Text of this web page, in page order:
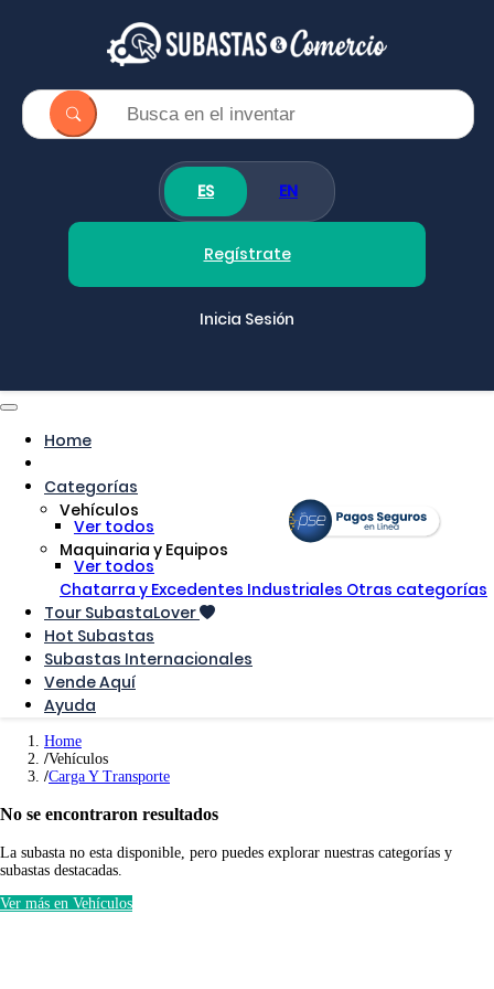
ES EN
Regístrate
Inicia Sesión
Home
Categorías
Vehículos
Ver todos
Maquinaria y Equipos
Ver todos
Chatarra y Excedentes Industriales Otras categorías
Tour SubastaLover
Hot Subastas
Subastas Internacionales
Vende Aquí
Ayuda
Home
Vehículos
Carga Y Transporte
No se encontraron resultados
La subasta no esta disponible, pero puedes explorar nuestras categorías y
subastas destacadas.
Ver más en Vehículos